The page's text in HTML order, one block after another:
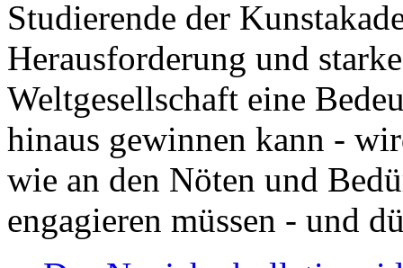
Studierende der
Herausforderung und
Weltgesellschaft eine
hinaus gewinnen kann -
wie an den Nöten und
engagieren müssen - und